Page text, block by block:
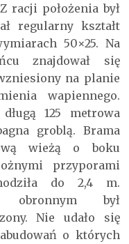
racji położenia był
regularny kształt
50×25. Na
znajdował się
na planie
wapiennego.
125 metrowa
groblą. Brama
wieżą o boku
przyporami
do 2,4 m.
obronnym był
Nie udało się
o których